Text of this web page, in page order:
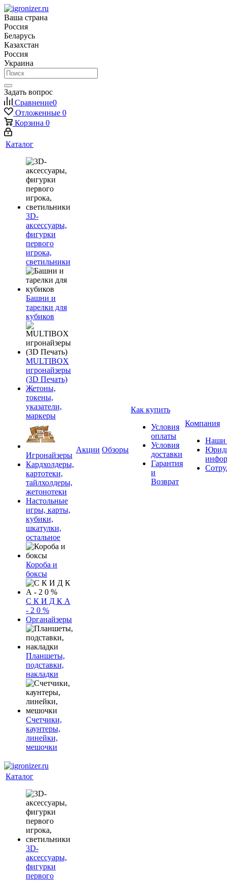
Ваша страна
Россия
Беларусь
Казахстан
Россия
Украина
Задать вопрос
Сравнение0
Отложенные 0
Корзина 0
Каталог
3D-
аксессуары,
фигурки
первого
игрока,
светильники
Башни и
тарелки для
кубиков
MULTIBOX
игронайзеры
(3D Печать)
Жетоны,
токены,
указатели,
маркеры
Игронайзеры
Кардхолдеры,
картотеки,
тайлхолдеры,
жетонотеки
Настольные
игры, карты,
кубики,
шкатулки,
остальное
Короба и
боксы
С К И Д К А
- 2 0 %
Органайзеры
Планшеты,
подставки,
накладки
Счетчики,
каунтеры,
линейки,
мешочки
Акции Обзоры
Как купить
Условия
оплаты
Условия
доставки
Гарантия
и
Возврат
Компания
Наши
Каталог
3D-
аксессуары,
фигурки
первого